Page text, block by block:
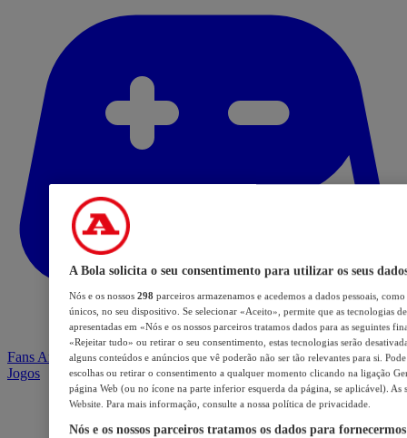
Fans Arena
Jogos
A Bola solicita o seu consentimento para utilizar os seus
Nós e os nossos 298 parceiros armazenamos e acedemos a dados pessoais,
únicos, no seu dispositivo. Se selecionar «Aceito», permite que as tecnologias
apresentadas em «Nós e os nossos parceiros tratamos dados para as seguintes
«Rejeitar tudo» ou retirar o seu consentimento, estas tecnologias serão
alguns conteúdos e anúncios que vê poderão não ser tão relevantes para si.
escolhas ou retirar o consentimento a qualquer momento clicando na ligação
página Web (ou no ícone na parte inferior esquerda da página, se aplicável). As
Website. Para mais informação, consulte a nossa política de privacidade.
Nós e os nossos parceiros tratamos os dados para